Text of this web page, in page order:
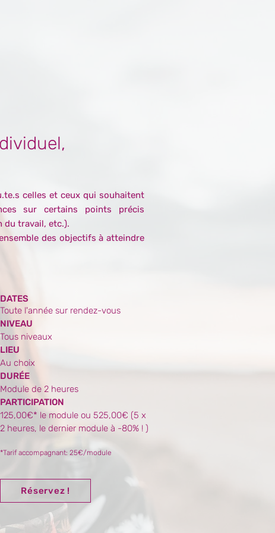
celles et ceux qui souhaitent
sur certains points précis
du travail, etc.).
des objectifs à atteindre
DATES
Toute l'année sur rendez-vous
NIVEAU
Tous niveaux
LIEU
Au choix
DURÉE
Module de 2 heures
PARTICIPATION
125,00€* le module ou 525,00€ (5 x
2 heures, le dernier module à -80% ! )
*Tarif accompagnant: 25€/module
Réservez !